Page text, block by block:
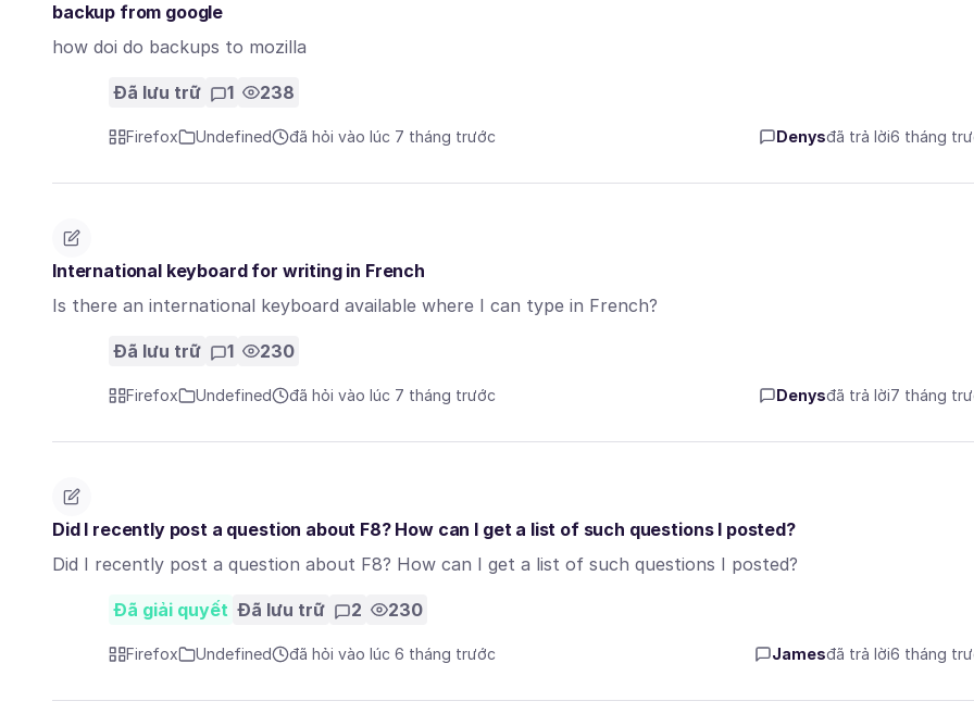
backup from google
how doi do backups to mozilla
Đã lưu trữ 1 238
Firefox Undefined đã hỏi vào lúc 7 tháng trước Denysđã trả lời6 tháng
International keyboard for writing in French
Is there an international keyboard available where I can type in French?
Đã lưu trữ 1 230
Firefox Undefined đã hỏi vào lúc 7 tháng trước Denysđã trả lời7 tháng
Did I recently post a question about F8? How can I get a list of such questions I posted?
Did I recently post a question about F8? How can I get a list of such questions I posted?
Đã giải quyết Đã lưu trữ 2 230
Firefox Undefined đã hỏi vào lúc 6 tháng trước Jamesđã trả lời6 tháng